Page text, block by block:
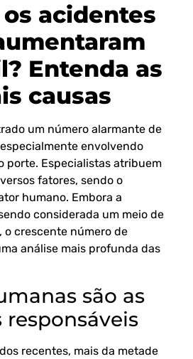
acidentes
Entenda as
causas
um número alarmante de
envolvendo
porte. Especialistas atribuem
fatores, sendo o
humano. Embora a
considerada um meio de
o crescente número de
análise mais profunda das
são as
recentes, mais da metade